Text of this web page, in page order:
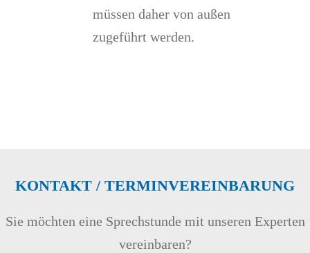
müssen daher von außen
zugeführt werden.
KONTAKT / TERMINVEREINBARUNG
Sie möchten eine Sprechstunde mit unseren Experten
vereinbaren?